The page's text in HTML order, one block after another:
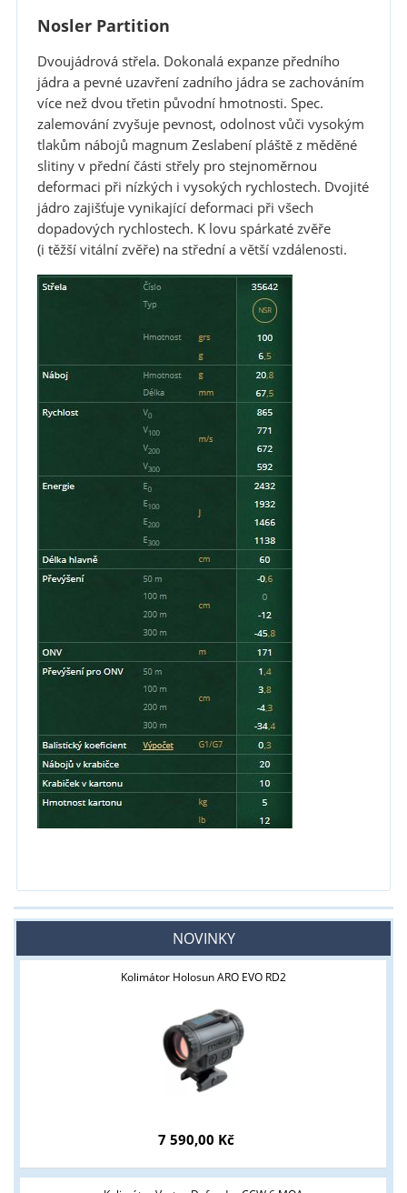
Nosler Partition
Dvoujádrová střela. Dokonalá expanze předního
jádra a pevné uzavření zadního jádra se zachováním
více než dvou třetin původní hmotnosti. Spec.
zalemování zvyšuje pevnost, odolnost vůči vysokým
tlakům nábojů magnum Zeslabení pláště z měděné
slitiny v přední části střely pro stejnoměrnou
deformaci při nízkých i vysokých rychlostech. Dvojité
jádro zajišťuje vynikající deformaci při všech
dopadových rychlostech. K lovu spárkaté zvěře
(i těžší vitální zvěře) na střední a větší vzdálenosti.
NOVINKY
Kolimátor Holosun ARO EVO RD2
7 590,00 Kč